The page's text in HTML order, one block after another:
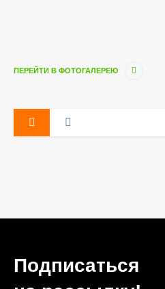
ПЕРЕЙТИ В ФОТОГАЛЕРЕЮ
Подписаться